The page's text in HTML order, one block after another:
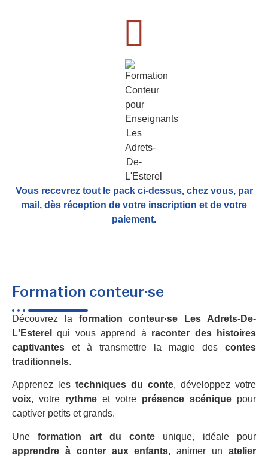
Vous recevrez tout le pack ci-dessus, chez vous, par
mail, dès réception de votre inscription et de votre
paiement.
Formation conteur·se
Découvrez la formation conteur·se Les Adrets-De-
L'Esterel
qui vous apprend à raconter des histoires
captivantes et à transmettre la magie des contes
traditionnels.
Apprenez les techniques du conte, développez votre
voix, votre rythme et votre présence scénique pour
captiver petits et grands.
Uneformation art du conte unique, idéale pour
apprendre à conter aux enfants, animer unatelier